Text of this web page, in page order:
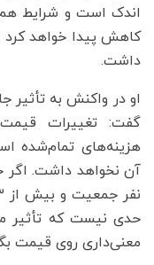
اندک است و شرایط
کاهش پیدا خواهد
داشت.
او در واکنش به
گفت: تغییرات
هزینه‌های تمام‌شده
حدی نیست که تأثیر
معنی‌داری روی قیمت